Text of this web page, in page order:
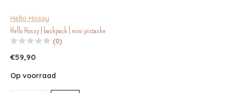
Hello Hossy
Hello Hossy | backpack | mini pistache
(0)
€59,90
Op voorraad